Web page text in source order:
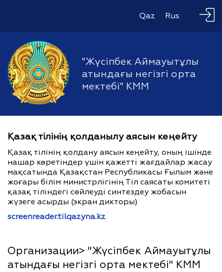
Qaz Rus
"Жүсіпбек Аймауытұлы
атындағы негізгі орта
мектебі" КММ
Қазақ тілінің қолданылу аясын кеңейту
Қазақ тілінің қолдану аясын кеңейту, оның ішінде
нашар көретіндер үшін қажетті жағдайлар жасау
мақсатында Қазақстан Республикасы Ғылым және
жоғары білім министрлігінің Тіл саясаты комитеті
қазақ тіліндегі сөйлеуді синтездеу жобасын
жүзеге асырды (экран дикторы)
screenreader.tilqazyna.kz
Организации> "Жүсіпбек Аймауытұлы
атындағы негізгі орта мектебі" КММ